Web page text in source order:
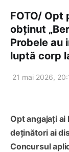
FOTO/
obținut
Probele au
luptă corp
21 mai 2026,
Opt angajați
deținători ai
Concursul